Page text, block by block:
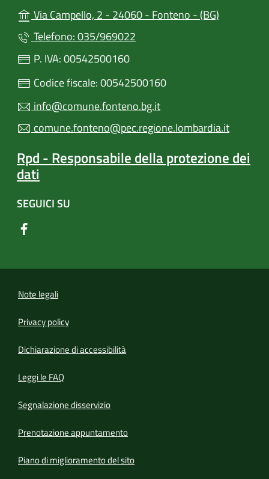
Via Campello, 2 - 24060 - Fonteno - (BG)
Telefono: 035/969022
P. IVA: 00542500160
Codice fiscale: 00542500160
info@comune.fonteno.bg.it
comune.fonteno@pec.regione.lombardia.it
Rpd - Responsabile della protezione dei
dati
SEGUICI SU
Note legali
Privacy policy
Dichiarazione di accessibilità
Leggi le FAQ
Segnalazione disservizio
Prenotazione appuntamento
Piano di miglioramento del sito